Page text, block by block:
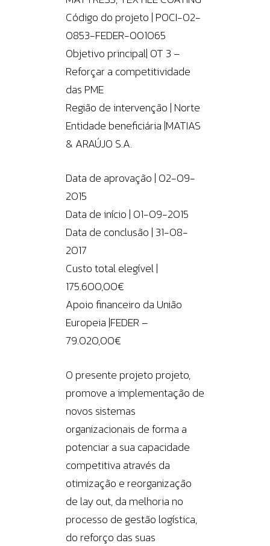
Código do projeto | POCI-02-
0853-FEDER-001065
Objetivo principal| OT 3 –
Reforçar a competitividade
das PME
Região de intervenção | Norte
Entidade beneficiária |MATIAS
& ARAÚJO S.A.
Data de aprovação | 02-09-
2015
Data de início | 01-09-2015
Data de conclusão | 31-08-
2017
Custo total elegível |
175.600,00€
Apoio financeiro da União
Europeia |FEDER –
79.020,00€
O presente projeto projeto,
promove a implementação de
novos sistemas
organizacionais de forma a
potenciar a sua capacidade
competitiva através da
otimização e reorganização
de lay out, da melhoria no
processo de gestão logística,
do reforço das suas